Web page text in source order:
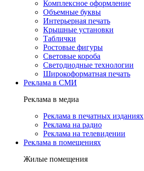
Комплексное оформление
Объемные буквы
Интерьерная печать
Крышные установки
Таблички
Ростовые фигуры
Световые короба
Светодиодные технологии
Широкоформатная печать
Реклама в СМИ
Реклама в медиа
Реклама в печатных изданиях
Реклама на радио
Реклама на телевидении
Реклама в помещениях
Жилые помещения